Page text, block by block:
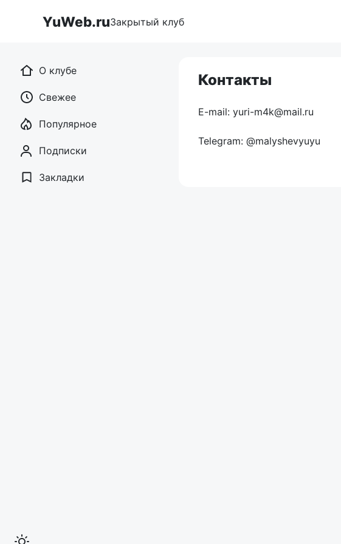
YuWeb.ruЗакрытый клуб
Контакты
E-mail: yuri-m4k@mail.ru
Telegram: @malyshevyuyu
О клубе
Свежее
Популярное
Подписки
Закладки